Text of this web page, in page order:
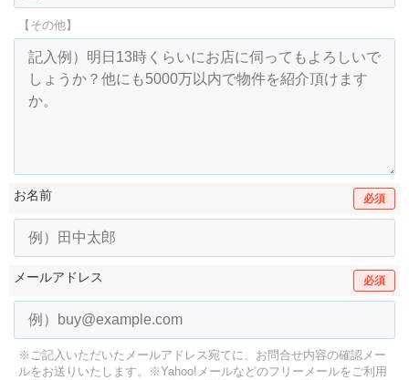
【その他】
お名前 必須
メールアドレス 必須
※ご記入いただいたメールアドレス宛てに、お問合せ内容の確認メー
ルをお送りいたします。
※Yahoo!メールなどのフリーメールをご利用